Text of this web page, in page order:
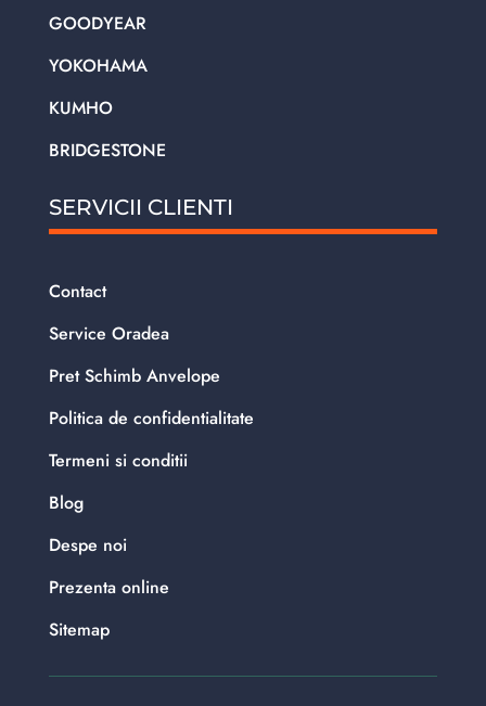
GOODYEAR
YOKOHAMA
KUMHO
BRIDGESTONE
SERVICII CLIENTI
Contact
Service Oradea
Pret Schimb Anvelope
Politica de confidentialitate
Termeni si conditii
Blog
Despe noi
Prezenta online
Sitemap